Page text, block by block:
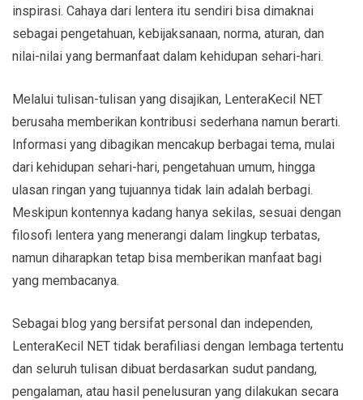
inspirasi. Cahaya dari lentera itu sendiri bisa dimaknai
sebagai pengetahuan, kebijaksanaan, norma, aturan, dan
nilai-nilai yang bermanfaat dalam kehidupan sehari-hari.
Melalui tulisan-tulisan yang disajikan, LenteraKecil NET
berusaha memberikan kontribusi sederhana namun berarti.
Informasi yang dibagikan mencakup berbagai tema, mulai
dari kehidupan sehari-hari, pengetahuan umum, hingga
ulasan ringan yang tujuannya tidak lain adalah berbagi.
Meskipun kontennya kadang hanya sekilas, sesuai dengan
filosofi lentera yang menerangi dalam lingkup terbatas,
namun diharapkan tetap bisa memberikan manfaat bagi
yang membacanya.
Sebagai blog yang bersifat personal dan independen,
LenteraKecil NET tidak berafiliasi dengan lembaga tertentu
dan seluruh tulisan dibuat berdasarkan sudut pandang,
pengalaman, atau hasil penelusuran yang dilakukan secara